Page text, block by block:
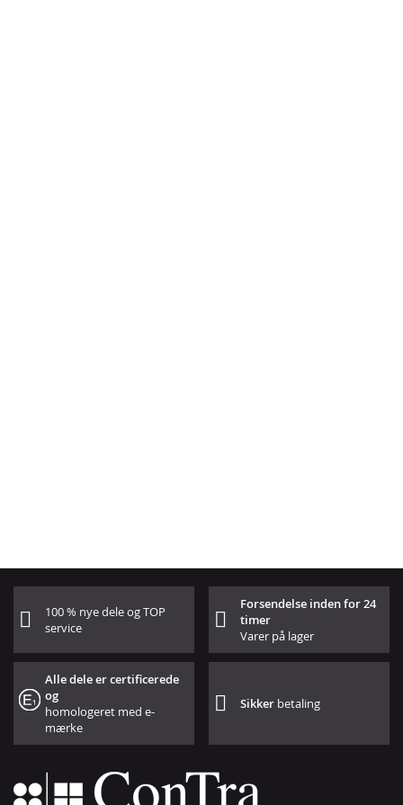
100 % nye dele og TOP
service
Forsendelse inden for 24
timer
Varer på lager
Alle dele er certificerede
og
homologeret med e-
mærke
Sikker betaling